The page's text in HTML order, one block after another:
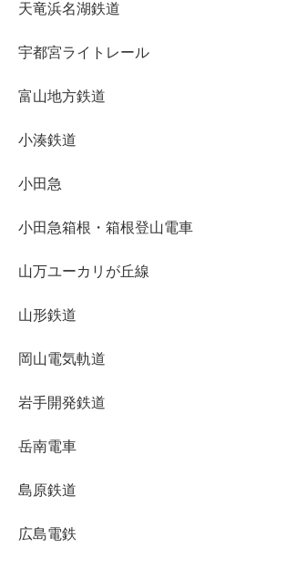
天竜浜名湖鉄道
宇都宮ライトレール
富山地方鉄道
小湊鉄道
小田急
小田急箱根・箱根登山電車
山万ユーカリが丘線
山形鉄道
岡山電気軌道
岩手開発鉄道
岳南電車
島原鉄道
広島電鉄